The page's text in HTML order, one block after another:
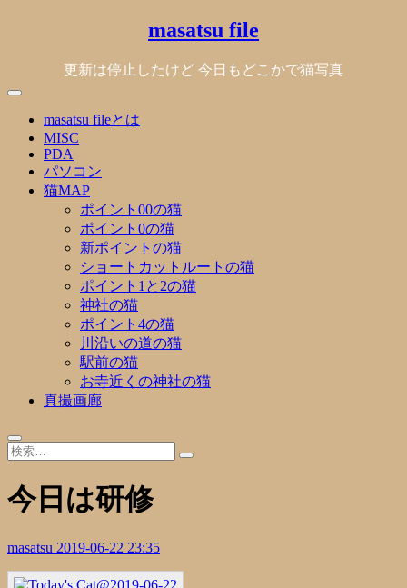
masatsu file
更新は停止したけど 今日もどこかで猫写真
masatsu fileとは
MISC
PDA
パソコン
猫MAP
ポイント00の猫
ポイント0の猫
新ポイントの猫
ショートカットルートの猫
ポイント1と2の猫
神社の猫
ポイント4の猫
川沿いの道の猫
駅前の猫
お寺近くの神社の猫
真撮画廊
今日は研修
masatsu 2019-06-22 23:35